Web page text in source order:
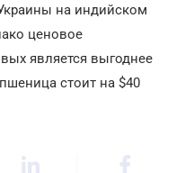
на индийском
ценовое
является выгоднее
стоит на $40